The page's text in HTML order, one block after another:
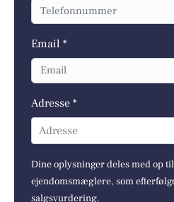
Email *
Adresse *
Adresse
Dine oplysninger deles med op
ejendomsmæglere, som
salgsvurdering.